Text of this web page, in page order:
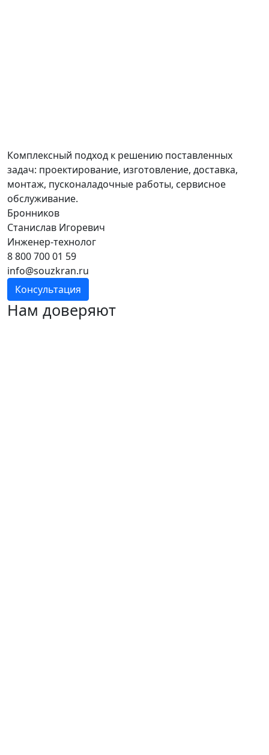
Комплексный подход к решению поставленных
задач: проектирование, изготовление, доставка,
монтаж, пусконаладочные работы, сервисное
обслуживание.
Бронников
Станислав Игоревич
Инженер-технолог
8 800 700 01 59
info@souzkran.ru
Консультация
Нам доверяют